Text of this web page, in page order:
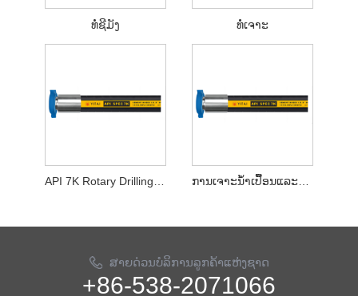
ທໍ່ຊີມັງ ທໍ່ເຈາະ
API 7K Rotary Drilling and Shock Absorption Hose ການເຈາະນ້ໍາເປື້ອນແລະກາບການດູດຊືມອາຫານແຊບ
ສາຍດ່ວນບໍລິການລູກຄ້າແຫ່ງຊາດ
+86-538-2071066